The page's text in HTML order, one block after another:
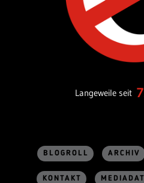
Langeweile seit
BLOGROLL ARCHIV
KONTAKT